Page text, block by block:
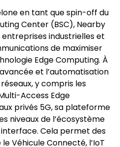
en tant que spin-off du
Center (BSC), Nearby
industrielles et
de maximiser
Edge Computing. À
et l’automatisation
y compris les
Access Edge
privés 5G, sa plateforme
niveaux de l’écosystème
Cela permet des
Véhicule Connecté, l’IoT